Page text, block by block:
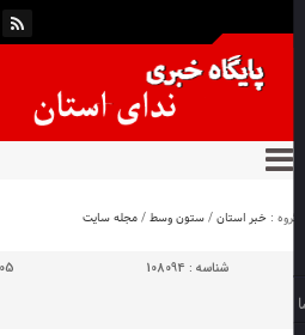
:خبر استان/ستون وسط/مجله سایت
شناسه :108094 05 دسامبر 2024 - 10:11